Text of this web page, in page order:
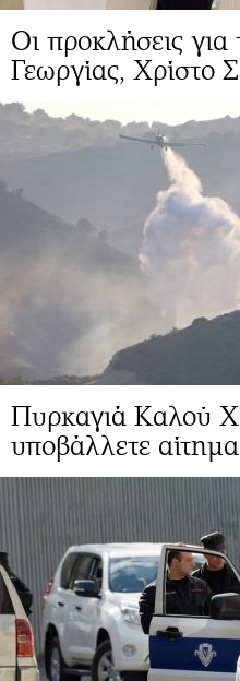
Οι προκλήσεις
Γεωργίας, Χρίστο
Πυρκαγιά Καλού
υποβάλλετε